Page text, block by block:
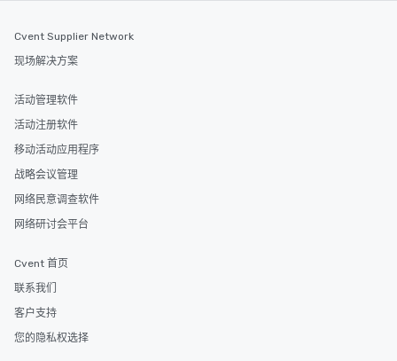
Cvent Supplier Network
现场解决方案
活动管理软件
活动注册软件
移动活动应用程序
战略会议管理
网络民意调查软件
网络研讨会平台
Cvent 首页
联系我们
客户支持
您的隐私权选择